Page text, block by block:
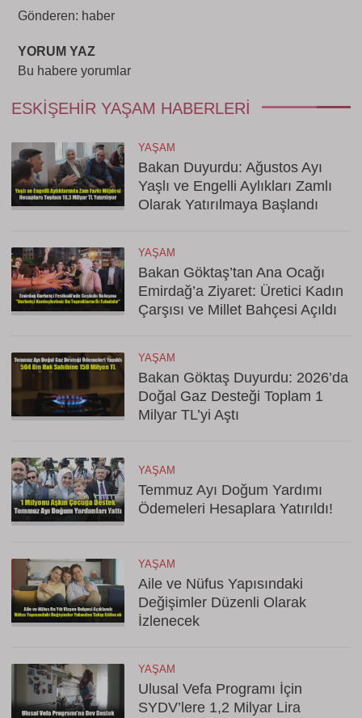
Gönderen: haber
YORUM YAZ
Bu habere yorumlar
ESKIŞEHIR YAŞAM HABERLERI
YAŞAM
Bakan Duyurdu: Ağustos Ayı
Yaşlı ve Engelli Aylıkları Zamlı
Olarak Yatırılmaya Başlandı
YAŞAM
Bakan Göktaş’tan Ana Ocağı
Emirdağ’a Ziyaret: Üretici Kadın
Çarşısı ve Millet Bahçesi Açıldı
YAŞAM
Bakan Göktaş Duyurdu: 2026’da
Doğal Gaz Desteği Toplam 1
Milyar TL’yi Aştı
YAŞAM
Temmuz Ayı Doğum Yardımı
Ödemeleri Hesaplara Yatırıldı!
YAŞAM
Aile ve Nüfus Yapısındaki
Değişimler Düzenli Olarak
İzlenecek
YAŞAM
Ulusal Vefa Programı İçin
SYDV’lere 1,2 Milyar Lira